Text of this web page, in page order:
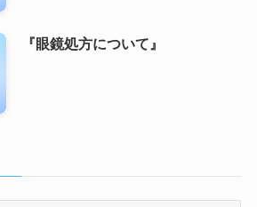
『眼鏡処方について』